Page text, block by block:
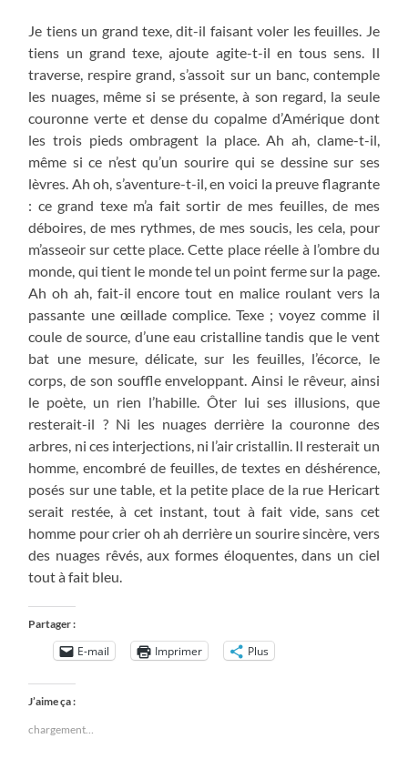
Je tiens un grand texe, dit-il faisant voler les feuilles. Je
tiens un grand texe, ajoute agite-t-il en tous sens. Il
traverse, respire grand, s’assoit sur un banc, contemple
les nuages, même si se présente, à son regard, la seule
couronne verte et dense du copalme d’Amérique dont
les trois pieds ombragent la place. Ah ah, clame-t-il,
même si ce n’est qu’un sourire qui se dessine sur ses
lèvres. Ah oh, s’aventure-t-il, en voici la preuve flagrante
: ce grand texe m’a fait sortir de mes feuilles, de mes
déboires, de mes rythmes, de mes soucis, les cela, pour
m’asseoir sur cette place. Cette place réelle à l’ombre du
monde, qui tient le monde tel un point ferme sur la page.
Ah oh ah, fait-il encore tout en malice roulant vers la
passante une œillade complice. Texe ; voyez comme il
coule de source, d’une eau cristalline tandis que le vent
bat une mesure, délicate, sur les feuilles, l’écorce, le
corps, de son souffle enveloppant. Ainsi le rêveur, ainsi
le poète, un rien l’habille. Ôter lui ses illusions, que
resterait-il ? Ni les nuages derrière la couronne des
arbres, ni ces interjections, ni l’air cristallin. Il resterait un
homme, encombré de feuilles, de textes en déshérence,
posés sur une table, et la petite place de la rue Hericart
serait restée, à cet instant, tout à fait vide, sans cet
homme pour crier oh ah derrière un sourire sincère, vers
des nuages rêvés, aux formes éloquentes, dans un ciel
tout à fait bleu.
Partager :
E-mail Imprimer Plus
J’aime ça :
chargement…